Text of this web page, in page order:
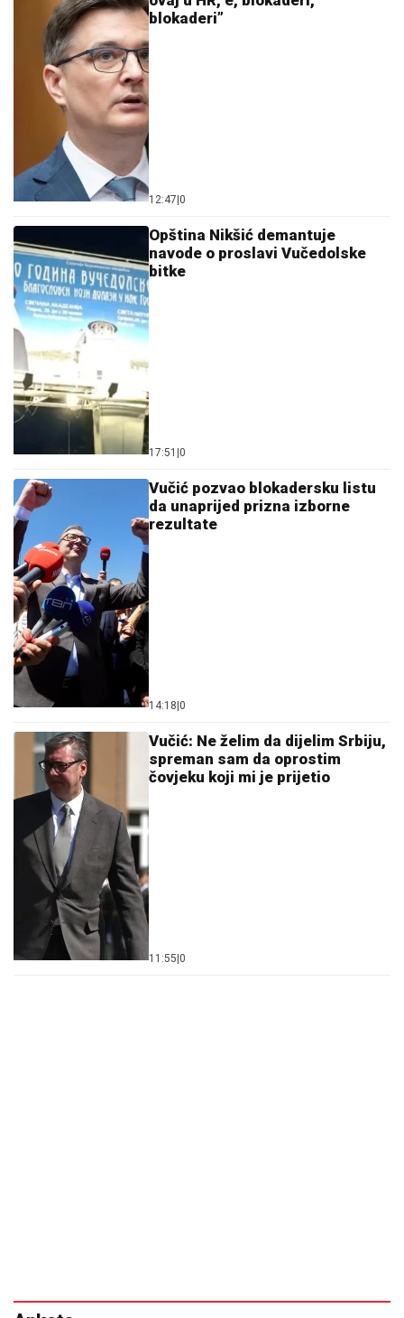
blokaderi”
12:47 0
Opština Nikšić demantuje
navode o proslavi Vučedolske
bitke
17:51 0
Vučić pozvao blokadersku listu
da unaprijed prizna izborne
rezultate
14:18 0
Vučić: Ne želim da dijelim Srbiju,
spreman sam da oprostim
čovjeku koji mi je prijetio
11:55 0